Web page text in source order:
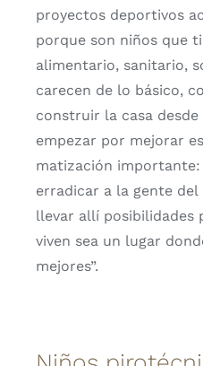
proyectos deportivos
porque son niños que
alimentario, sanitario,
carecen de lo básico,
construir la casa
empezar por mejorar
matización importante:
erradicar a la gente del
llevar allí posibilidades
viven sea un lugar
mejores”.